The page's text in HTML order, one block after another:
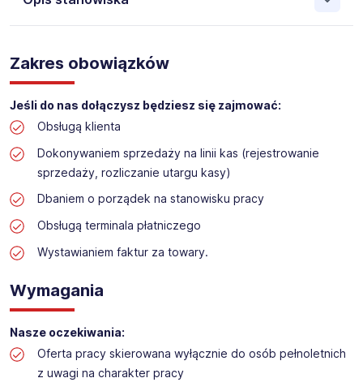
Pośrednictwa Pracy i Doradztwa Personalnego Work &
Profit jest obecnie jedną z największych niezależnych
polskich agencji zatrudnienia. W ciągu wielu lat naszej
działalności daliśmy pracę przeszło 50 000 pracowników
w całym kraju. Skutecznie znajdujemy pracowników dla
największych firm, jak również małych rodzinnych
przedsiębiorstw w Polsce. Agencja jest wpisana pod nr
396 w Krajowym Rejestrze Agencji Zatrudnienia.
Obecnie dla naszego Klienta, poszukujemy osób do pracy
na stanowisko:
Obsługa kasy i wsparcie sprzedaży w markecie
budowlanym
Zakres obowiązków
Jeśli do nas dołączysz będziesz się zajmować:
Obsługą klienta
Dokonywaniem sprzedaży na linii kas (rejestrowanie
sprzedaży, rozliczanie utargu kasy)
Dbaniem o porządek na stanowisku pracy
Obsługą terminala płatniczego
Wystawianiem faktur za towary.
Wymagania
Nasze oczekiwania:
Oferta pracy skierowana wyłącznie do osób pełnoletnich
z uwagi na charakter pracy